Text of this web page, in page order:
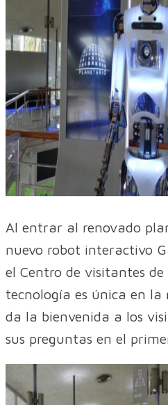
Al entrar al renovado
nuevo robot interactivo
el Centro de visitantes de
tecnología es única en la
da la bienvenida a los
sus preguntas en el